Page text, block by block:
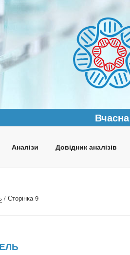
Аналізи Довідник аналізів
/ Сторінка 9